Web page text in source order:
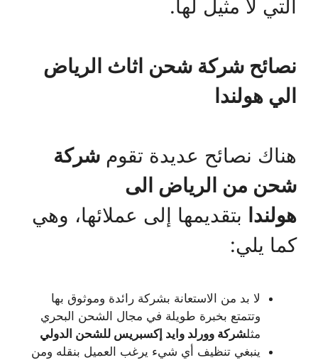
التي لا مثيل لها.
نصائح شركة شحن اثاث الرياض
الي هولندا
هناك نصائح عديدة تقوم شركة
شحن من الرياض الى
هولندا بتقديمها إلى عملائها، وهي
كما يلي:
لا بد من الاستعانة بشركة رائدة وموثوق بها
وتتمتع بخبرة طويلة في مجال الشحن البحري
مثلشركة وورلد وايد إكسبريس للشحن الدولي
ينبغي تنظيف أي شيء يرغب العميل بنقله ومن